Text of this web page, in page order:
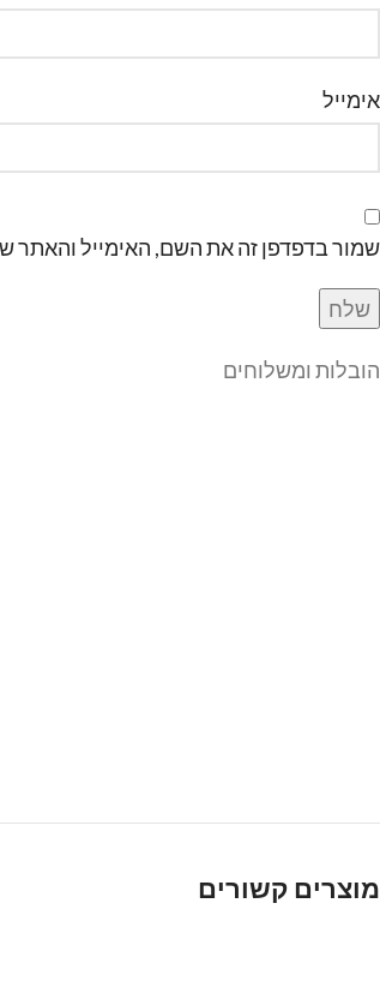
אימייל
שמור בדפדפן זה את השם, האימייל והאתר
הובלות ומשלוחים
מוצרים קשורים